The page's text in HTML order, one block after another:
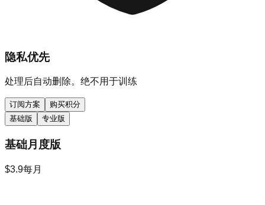
隐私优先
处理后自动删除。绝不用于训练
订阅方案
购买积分
基础版
专业版
基础月度版
$3.9每月